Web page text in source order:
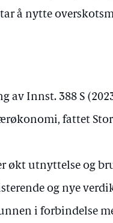
å nytte
av Innst. 388 S
fattet
økt utnyttelse og
og nye
i forbindelse